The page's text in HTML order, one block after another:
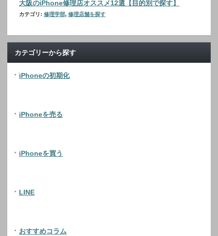
大阪のiPhone修理店オススメ12選【目的別で探す】
カテゴリ: 修理学部, 修理店舗を探す
カテゴリーから探す
iPhoneの初期化
iPhoneを売る
iPhoneを買う
LINE
おすすめコラム